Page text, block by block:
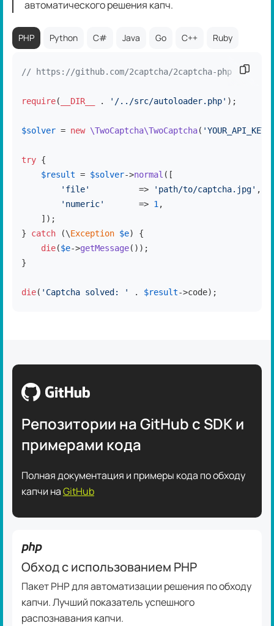
автоматического решения капч.
PHP Python C# Java Go C++ Ruby
// https://github.com/2captcha/2captcha-php
require( __DIR__ . '/../src/autoloader.php' );
$solver = new \TwoCaptcha\TwoCaptcha( 'YOUR_API_KEY'
try {
$result = $solver->normal ([
'file'
          =>
'path/to/captcha.jpg' ,
'numeric'
       =>
1 ,
    ]);
} catch (\Exception $e) {
die($e->getMessage());
}
die( 'Captcha solved: ' . $result->code);
Репозитории на GitHub с SDK и
примерами кода
Полная документация и примеры кода по обходу
капчи наGitHub
Обход с использованием PHP
Пакет PHP для автоматизации решения по обходу
капчи. Лучший показатель успешного
распознавания капчи.